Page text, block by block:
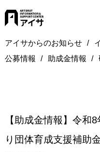
アイサからのお知らせ
公募情報
助成金情報
【助成金情報】令和
り団体育成支援補助